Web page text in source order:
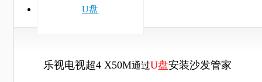
U盘
乐视电视超4 X50M通过U盘安装沙发管家